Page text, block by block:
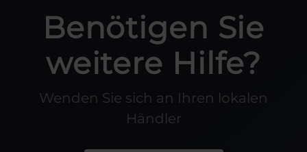
Benötigen Sie
weitere Hilfe?
Wenden Sie sich an Ihren lokalen
Händler